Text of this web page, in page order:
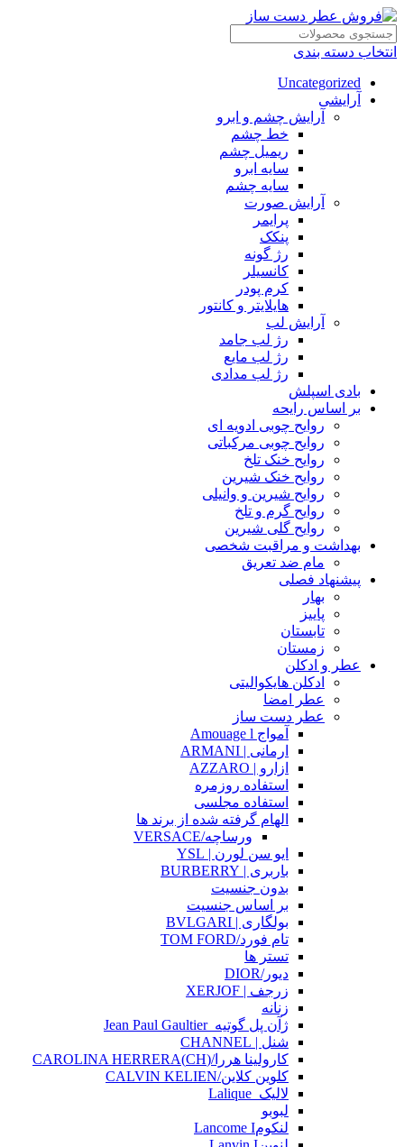
انتخاب دسته بندی
Uncategorized
آرایشی
آرایش چشم و ابرو
خط چشم
ریمیل چشم
سایه ابرو
سایه چشم
آرایش صورت
پرایمر
پنکک
رژ گونه
کانسیلر
کرم پودر
هایلایتر و کانتور
آرایش لب
رژ لب جامد
رژ لب مایع
رژ لب مدادی
بادی اسپلش
بر اساس رایحه
روایح چوبی ادویه ای
روایح چوبی مرکباتی
روایح خنک تلخ
روایح خنک شیرین
روایح شیرین و وانیلی
روایح گرم و تلخ
روایح گلی شیرین
بهداشت و مراقبت شخصی
مام ضد تعریق
پیشنهاد فصلی
بهار
پاییز
تابستان
زمستان
عطر و ادکلن
ادکلن هایکوالیتی
عطر امضا
عطر دست ساز
آمواج Amouage l
ارمانی | ARMANI
ازارو | AZZARO
استفاده روزمره
استفاده مجلسی
الهام گرفته شده از برند ها
ورساچه/VERSACE
ایو سن لورن | YSL
باربری | BURBERRY
بدون جنسیت
بر اساس جنسیت
بولگاری | BVLGARI
تام فورد/TOM FORD
تستر ها
دیور/DIOR
زرجف | XERJOF
زنانه
ژآن پل گوتیه_Jean Paul Gaultier
شنل | CHANNEL
کارولینا هررا/(CH)CAROLINA HERRERA
کلوین کلاین/CALVIN KELIEN
لالیک_Lalique
لبوبو
لنکومLancome I